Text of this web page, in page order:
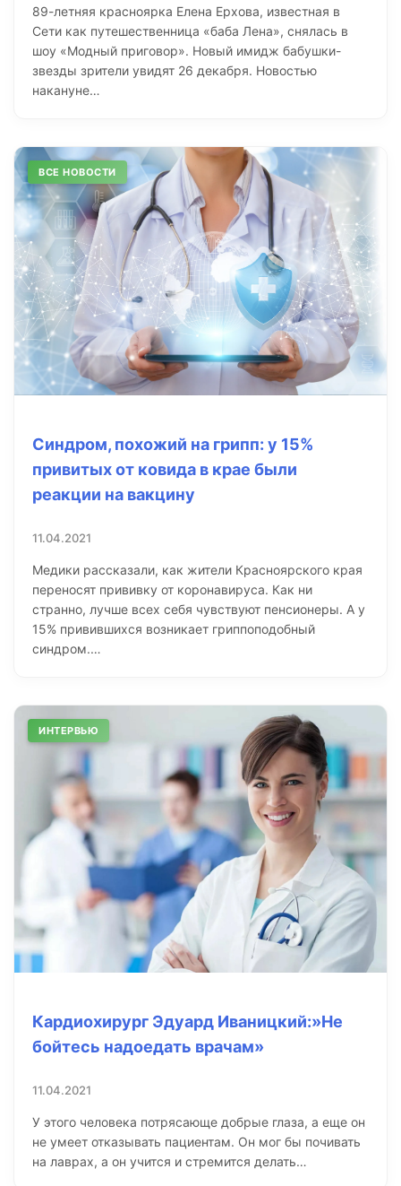
89-летняя красноярка Елена Ерхова, известная в
Сети как путешественница «баба Лена», снялась в
шоу «Модный приговор». Новый имидж бабушки-
звезды зрители увидят 26 декабря. Новостью
накануне…
ВСЕ НОВОСТИ
Синдром, похожий на грипп: у 15%
привитых от ковида в крае были
реакции на вакцину
11.04.2021
Медики рассказали, как жители Красноярского края
переносят прививку от коронавируса. Как ни
странно, лучше всех себя чувствуют пенсионеры. А у
15% привившихся возникает гриппоподобный
синдром.…
ИНТЕРВЬЮ
Кардиохирург Эдуард Иваницкий:»Не
бойтесь надоедать врачам»
11.04.2021
У этого человека потрясающе добрые глаза, а еще он
не умеет отказывать пациентам. Он мог бы почивать
на лаврах, а он учится и стремится делать…